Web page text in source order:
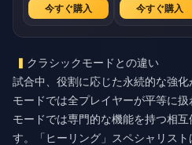
今すぐ購入 今すぐ購入
クラシックモードとの違い
試合中、役割に応じた永続的な強
モードでは全プレイヤーが平等に
モードでは専門的な機能を持つ相
す。「ヒーリング」スペシャリス